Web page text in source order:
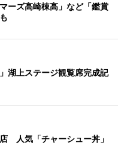
ーズ高崎棟高」など「鑑賞
湖上ステージ観覧席完成記
人気「チャーシュー丼」